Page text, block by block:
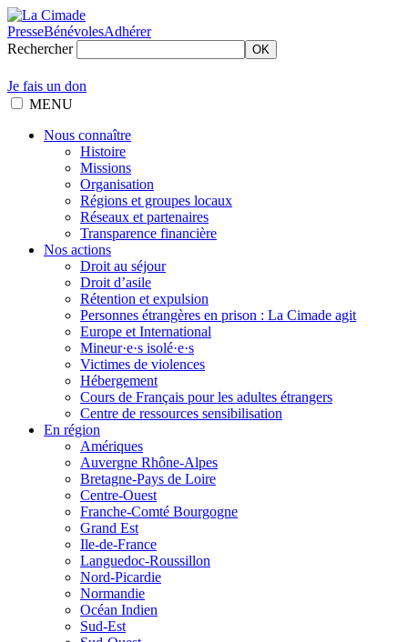
PresseBénévolesAdhérer
Rechercher
OK
Je fais un don
MENU
Nous connaître
Histoire
Missions
Organisation
Régions et groupes locaux
Réseaux et partenaires
Transparence financière
Nos actions
Droit au séjour
Droit d’asile
Rétention et expulsion
Personnes étrangères en prison : La Cimade agit
Europe et International
Mineur·e·s isolé·e·s
Victimes de violences
Hébergement
Cours de Français pour les adultes étrangers
Centre de ressources sensibilisation
En région
Amériques
Auvergne Rhône-Alpes
Bretagne-Pays de Loire
Centre-Ouest
Franche-Comté Bourgogne
Grand Est
Ile-de-France
Languedoc-Roussillon
Nord-Picardie
Normandie
Océan Indien
Sud-Est